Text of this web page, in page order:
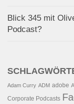
Blick 345 mit
Podcast?
Adam Curry ADM adobe
Corporate Podcasts